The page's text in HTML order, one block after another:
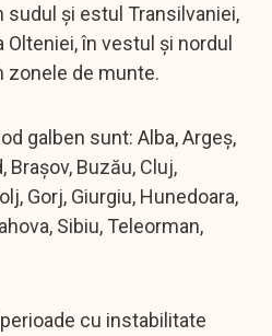
şi estul Transilvaniei,
Olteniei, în vestul şi nordul
zonele de munte.
galben sunt: Alba, Argeş,
Buzău, Cluj,
Gorj, Giurgiu, Hunedoara,
Sibiu, Teleorman,
cu instabilitate